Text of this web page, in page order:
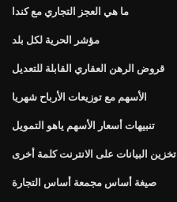
ما هي العجز التجاري مع كندا
مؤشر الحرية لكل بلد
قروض الرهن العقاري القابلة للتعديل
الأسهم مع توزيعات الأرباح شهريا
تنبيهات أسعار الأسهم ياهو التمويل
تخزين البيانات على الانترنت كلمة أخرى
صيغة أساس مجمعة أساس التجارة